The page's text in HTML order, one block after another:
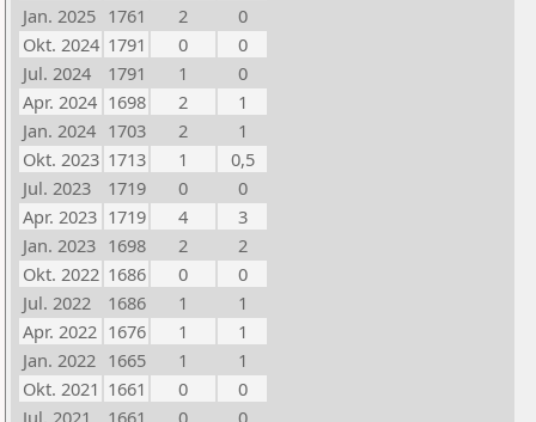
Jan. 2025 1761 2
0
Okt. 2024 1791 0
0
Jul. 2024
1791 1
0
Apr. 2024 1698 2
1
Jan. 2024 1703 2
1
Okt. 2023 1713 1
0,5
Jul. 2023
1719 0
0
Apr. 2023 1719 4
3
Jan. 2023 1698 2
2
Okt. 2022 1686 0
0
Jul. 2022
1686 1
1
Apr. 2022 1676 1
1
Jan. 2022 1665 1
1
Okt. 2021 1661 0
0
Jul. 2021
1661 0
0